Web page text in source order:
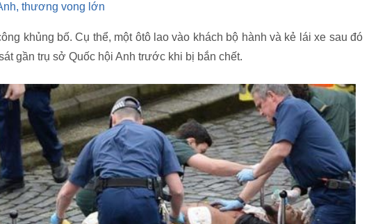
thương vong lớn
khủng bố. Cụ thể, một ôtô lao vào khách bộ hành và kẻ lái xe sau đó
gần trụ sở Quốc hội Anh trước khi bị bắn chết.